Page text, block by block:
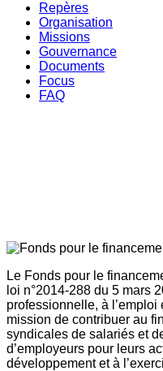
Repères
Organisation
Missions
Gouvernance
Documents
Focus
FAQ
Le Fonds pour le
loi n°2014-288 du 5 mars
professionnelle, à
mission de contribuer au
syndicales de salariés et
d’employeurs pour leurs
développement et à